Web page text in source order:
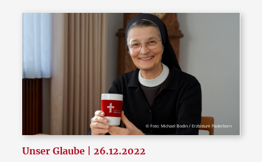
© Foto: Michael Bodin / Erzbistum Paderborn
Unser Glaube | 26.12.2022